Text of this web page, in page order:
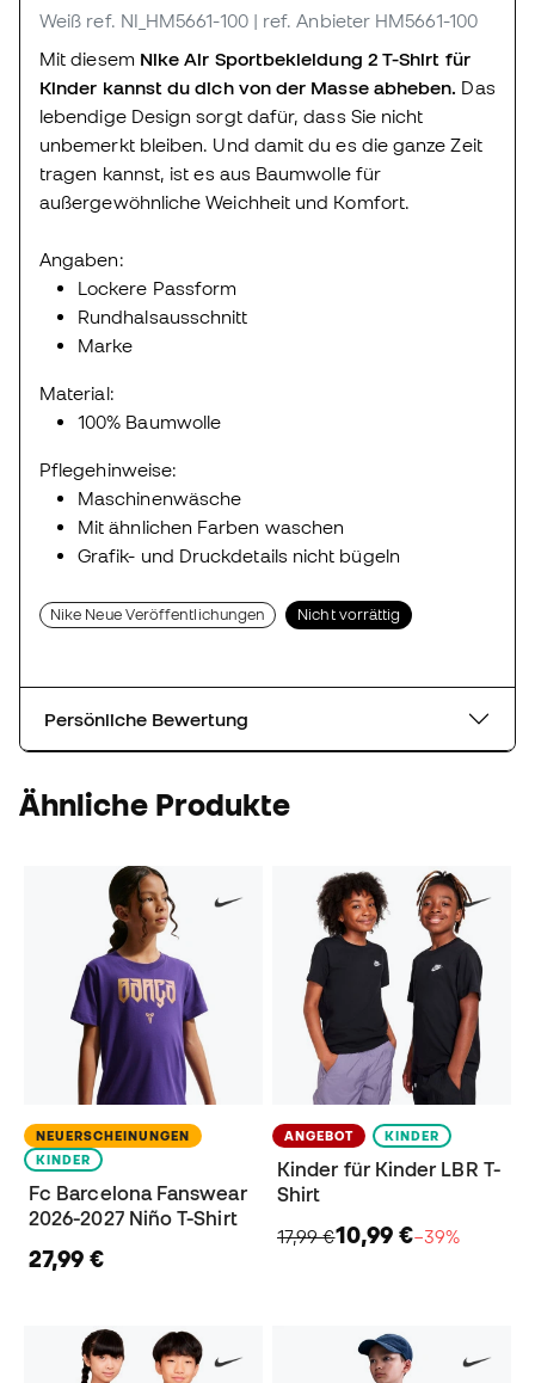
Weiß ref. NI_HM5661-100 | ref. Anbieter HM5661-100
Mit diesem Nike Air Sportbekleidung 2 T-Shirt für
Kinder kannst du dich von der Masse abheben. Das
lebendige Design sorgt dafür, dass Sie nicht
unbemerkt bleiben. Und damit du es die ganze Zeit
tragen kannst, ist es aus Baumwolle für
außergewöhnliche Weichheit und Komfort.
Angaben:
Lockere Passform
Rundhalsausschnitt
Marke
Material:
100% Baumwolle
Pflegehinweise:
Maschinenwäsche
Mit ähnlichen Farben waschen
Grafik- und Druckdetails nicht bügeln
Nike Neue Veröffentlichungen Nicht vorrättig
Persönliche Bewertung
Ähnliche Produkte
NEUERSCHEINUNGEN
KINDER
Fc Barcelona Fanswear
2026-2027 Niño T-Shirt
27,99 €
ANGEBOT KINDER
Kinder für Kinder LBR T-
Shirt
17,99 €10,99 €−39%